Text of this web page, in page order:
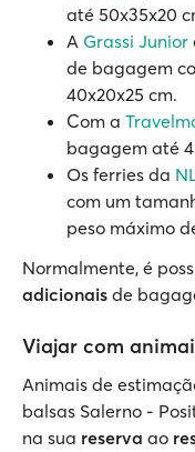
até 50x35x20
A Grassi Junior
de bagagem
40x20x25 cm.
Com a
bagagem até
Os ferries da
com um
peso máximo
Normalmente, é
adicionais de
Viajar com
Animais de
balsas Salerno -
na sua reserva ao